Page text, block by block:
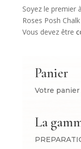
Soyez le premier
Roses Posh
Vous devez être
Panier
Votre panier
La